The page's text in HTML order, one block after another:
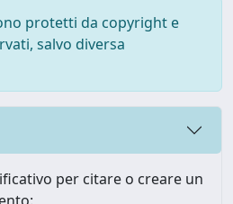
protetti da copyright e
salvo diversa
per citare o creare un